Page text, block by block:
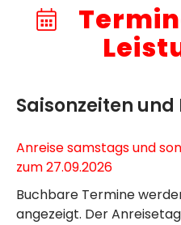
Saisonzeiten und
Anreise samstags und
zum 27.09.2026
Buchbare Termine
angezeigt. Der